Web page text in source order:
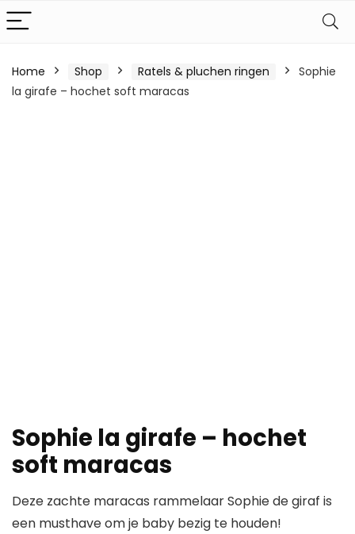
Home Shop Ratels & pluchen ringen
Sophie
la girafe – hochet soft maracas
Sophie la girafe – hochet
soft maracas
Deze zachte maracas rammelaar Sophie de giraf is
een musthave om je baby bezig te houden!